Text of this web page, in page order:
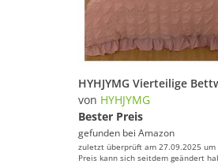
von HYHJYMG
Bester Preis
gefunden bei Amazon
zuletzt überprüft am 27.09.2025 um
Preis kann sich seitdem geändert